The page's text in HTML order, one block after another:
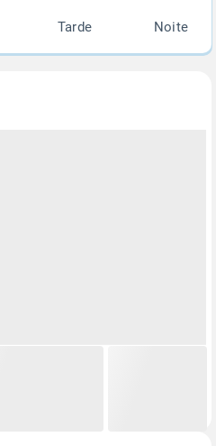
Tarde Noite